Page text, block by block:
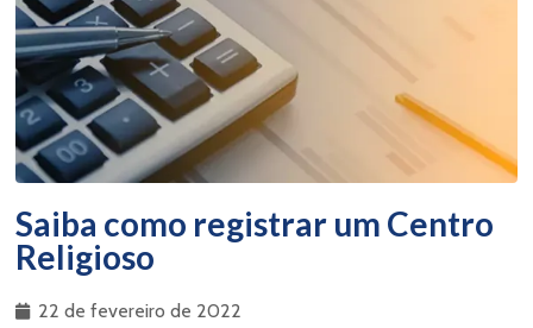
Saiba como registrar um Centro
Religioso
22 de fevereiro de 2022